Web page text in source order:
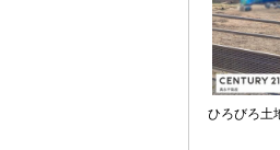
ひろびろ土